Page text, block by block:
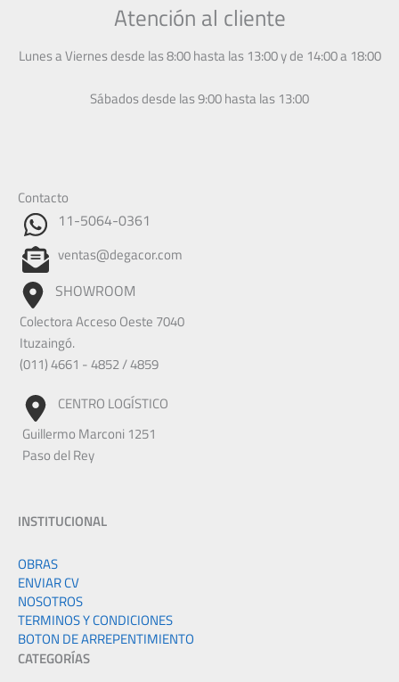
Atención al cliente
Lunes a Viernes desde las 8:00 hasta las 13:00 y de 14:00 a 18:00
Sábados desde las 9:00 hasta las 13:00
Contacto
11-5064-0361
ventas@degacor.com
SHOWROOM
Colectora Acceso Oeste 7040
Ituzaingó.
(011) 4661 - 4852 / 4859
CENTRO LOGÍSTICO
Guillermo Marconi 1251
Paso del Rey
INSTITUCIONAL
OBRAS
ENVIAR CV
NOSOTROS
TERMINOS Y CONDICIONES
BOTON DE ARREPENTIMIENTO
CATEGORÍAS